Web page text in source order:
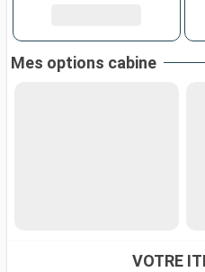
Mes options cabine
VOTRE